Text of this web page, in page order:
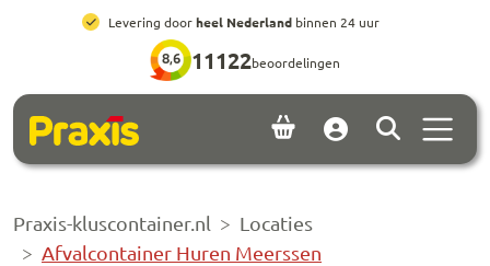
Ga naar hoofdinhoud
Ga naar footer
All-in prijzen, inclusief brengen, ophalen en huur
8,6 11122beoordelingen
Account
Praxis-kluscontainer.nl
Locaties
Afvalcontainer Huren Meerssen